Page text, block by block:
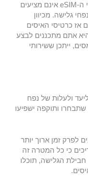
דבר אחד שחשוב לציין הוא שרוב כרטיסי ה-eSIM אינם מציעים
גלישה. מכיוון
אז כרטיסי האיסים
אתם מתכננים לבצע
ייתכן ששירותי
ולעלות של נפח
ותוקפה ישפיעו
לפרק זמן ארוך יותר
כי כל המטרה זה
הגלישה, תוכלו